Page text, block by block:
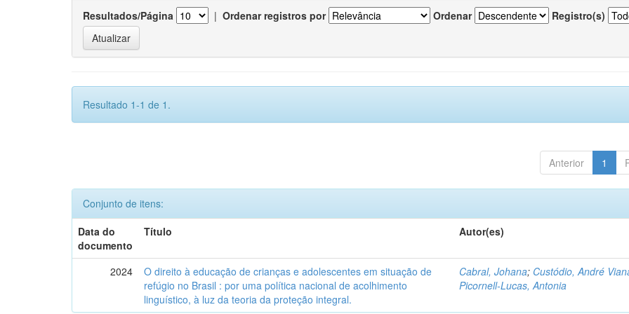
Resultados/Página | Ordenar registros por Ordenar Registro(s)
Resultado 1-1 de 1.
Anterior 1
Conjunto de itens:
Data do
documento
Título Autor(es)
2024
O direito à educação de crianças e adolescentes em situação de
refúgio no Brasil : por uma política nacional de acolhimento
linguístico, à luz da teoria da proteção integral.
Cabral, Johana; Custódio, André
Picornell-Lucas, Antonia